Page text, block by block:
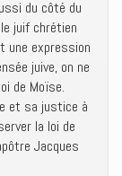
du côté du
juif chrétien
une expression
juive, on ne
de Moïse.
et sa justice à
la loi de
Jacques